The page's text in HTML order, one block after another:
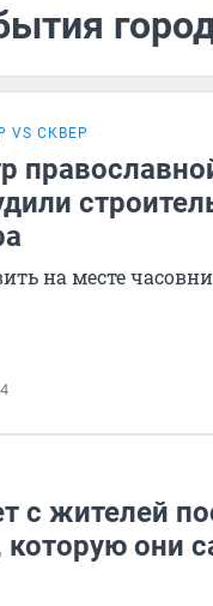
СКВЕР
на месте
с жителей
которую они